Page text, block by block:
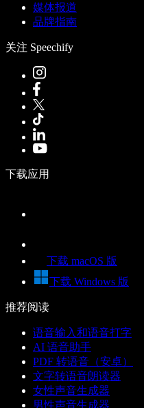
媒体报道
品牌指南
关注 Speechify
下载应用
下载 macOS 版
下载 Windows 版
推荐阅读
语音输入和语音打字
AI 语音助手
PDF 转语音（安卓）
文字转语音朗读器
女性声音生成器
男性声音生成器